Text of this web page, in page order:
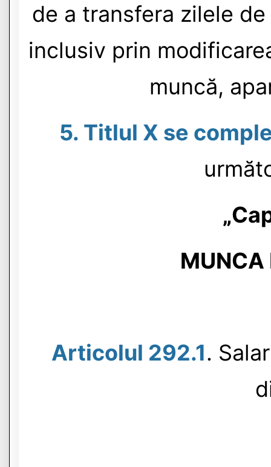
de a transfera zilele
inclusiv prin
muncă,
5. Titlul X se
MUNCA
Articolul 292.1.